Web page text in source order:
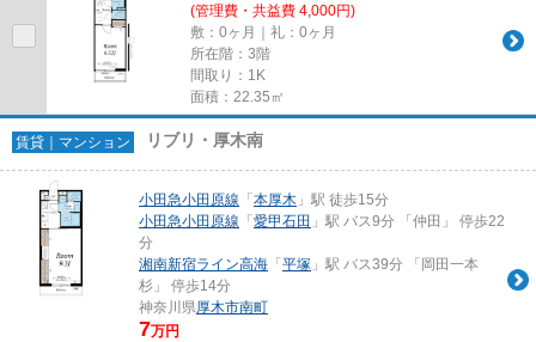
(管理費・共益費 4,000円)
敷：0ヶ月｜礼：0ヶ月
所在階：3階
間取り：1K
面積：22.35㎡
賃貸｜マンション リブリ・厚木南
小田急小田原線 「 本厚木 」駅 徒歩15分
小田急小田原線 「 愛甲石田 」駅 バス9分 「仲田」 停歩22
分
湘南新宿ライン高海 「 平塚 」駅 バス39分 「岡田一本
杉」 停歩14分
神奈川県厚木市南町
7万円